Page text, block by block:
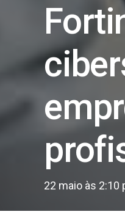
22 maio às 2:10